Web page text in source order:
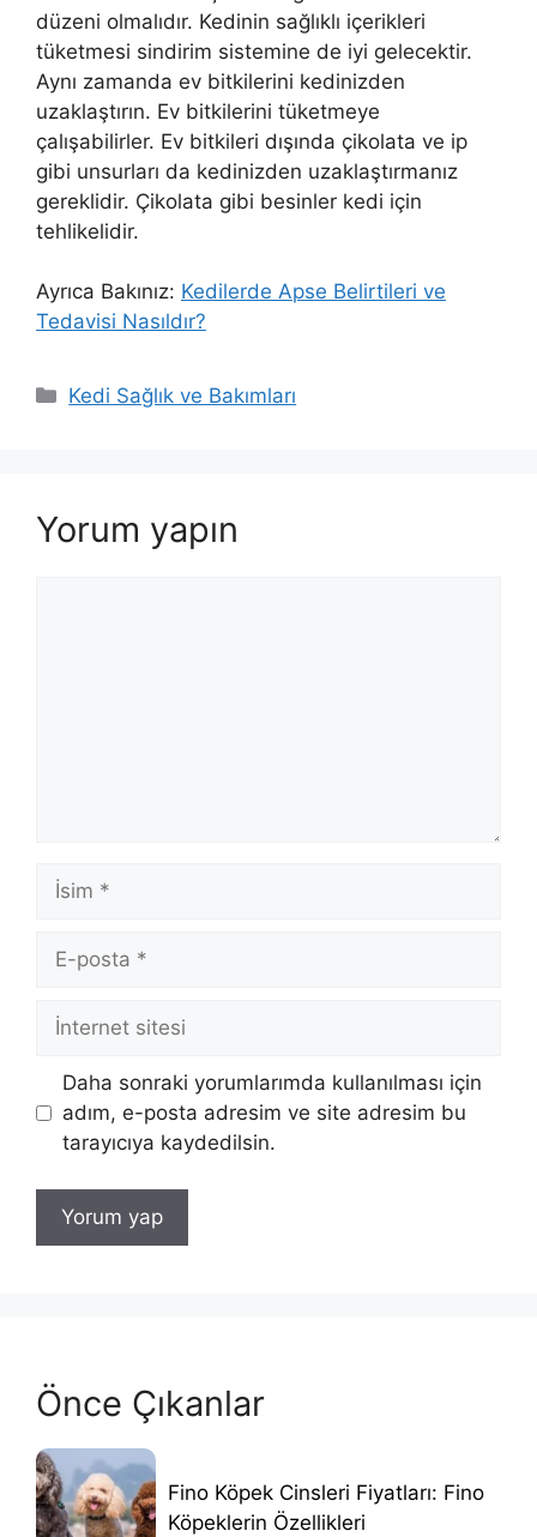
düzeni olmalıdır. Kedinin sağlıklı içerikleri
tüketmesi sindirim sistemine de iyi gelecektir.
Aynı zamanda ev bitkilerini kedinizden
uzaklaştırın. Ev bitkilerini tüketmeye
çalışabilirler. Ev bitkileri dışında çikolata ve ip
gibi unsurları da kedinizden uzaklaştırmanız
gereklidir. Çikolata gibi besinler kedi için
tehlikelidir.
Ayrıca Bakınız: Kedilerde Apse Belirtileri ve
Tedavisi Nasıldır?
Kategoriler
Kedi Sağlık ve Bakımları
Yorum yapın
İsim
posta
İnternet
Daha sonraki yorumlarımda kullanılması için
adım, e-posta adresim ve site adresim bu
tarayıcıya kaydedilsin.
Önce Çıkanlar
Fino Köpek Cinsleri Fiyatları: Fino
Köpeklerin Özellikleri